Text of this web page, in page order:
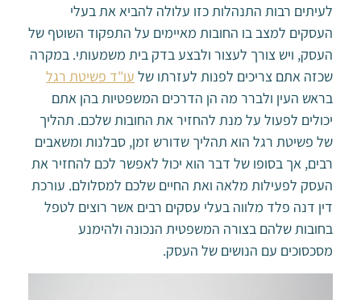
לעיתים רבות התנהלות כזו עלולה להביא את בעלי
העסקים למצב בו החובות מאיימים על התפקוד השוטף של
העסק, ויש צורך לעצור ולבצע בדק בית משמעותי. במקרה
שכזה אתם צריכים לפנות לעזרתו של עו"ד פשיטת רגל
בראש העין ולברר מה הן הדרכים המשפטיות בהן אתם
יכולים לפעול על מנת להחזיר את החובות שלכם. תהליך
של פשיטת רגל הוא תהליך שדורש זמן, סבלנות ומשאבים
רבים, אך בסופו של דבר הוא יכול לאפשר לכם להחזיר את
העסק לפעילות מלאה ואת החיים שלכם למסלולם. עורכת
דין דנה פלד מלווה בעלי עסקים רבים אשר רוצים לטפל
בחובות שלהם בצורה המשפטית הנכונה ולהימנע
מסכסוכים עם הנושים של העסק.